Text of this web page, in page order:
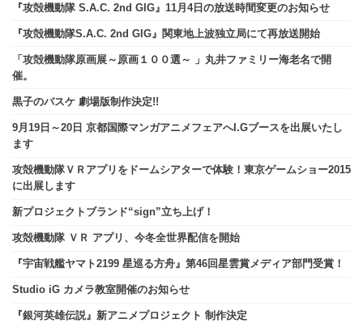
『攻殻機動隊 S.A.C. 2nd GIG』11月4日の放送時間変更のお知らせ
『攻殻機動隊S.A.C. 2nd GIG』関東地上波独立局にて再放送開始
「攻殻機動隊原画展～原画１００選～ 」丸井ファミリー海老名で開
催。
黒子のバスケ 劇場版制作決定!!
9月19日～20日 京都国際マンガアニメフェアへI.Gブースを出展いたし
ます
攻殻機動隊ＶＲアプリをドームシアターで体験！東京ゲームショー2015
に出展します
新プロジェクトブランド“sign”立ち上げ！
攻殻機動隊 ＶＲ アプリ、今冬全世界配信を開始
『宇宙戦艦ヤマト2199 星巡る方舟』第46回星雲賞メディア部門受賞！
Studio iG カメラ教室開催のお知らせ
『銀河英雄伝説』新アニメプロジェクト 制作決定